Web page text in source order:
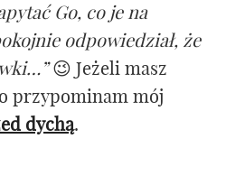
Go, co je na
odpowiedział, że
😉 Jeżeli masz
przypominam mój
dychą.